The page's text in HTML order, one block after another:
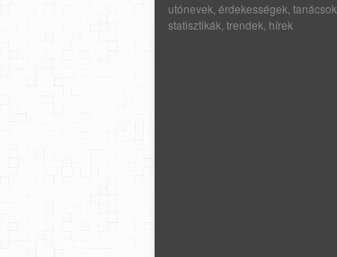
utónevek, érdekességek, tanácsok,
statisztikák, trendek, hírek